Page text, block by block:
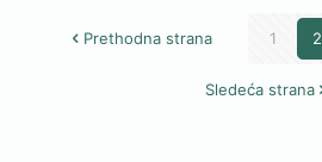
Prethodna strana 1 2
Sledeća strana